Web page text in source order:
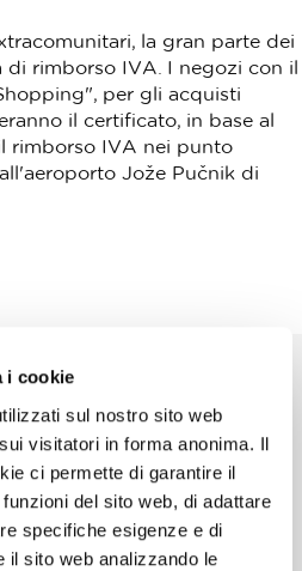
i cookie
sul nostro sito web
visitatori in forma anonima. Il
ci permette di garantire il
del sito web, di adattare
specifiche esigenze e di
il sito web analizzando le
la gran parte dei
rimborso IVA. I negozi con il
per gli acquisti
il certificato, in base al
rimborso IVA nei punto
Jože Pučnik di
il sito
che cercavi?